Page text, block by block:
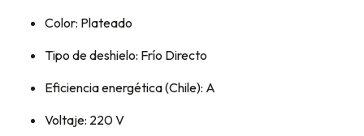
Color: Plateado
Tipo de deshielo: Frío Directo
Eficiencia energética (Chile): A
Voltaje: 220 V